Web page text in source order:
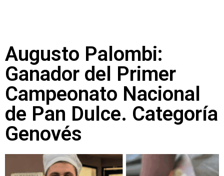
Augusto Palombi:
Ganador del Primer
Campeonato Nacional
de Pan Dulce. Categoría
Genovés